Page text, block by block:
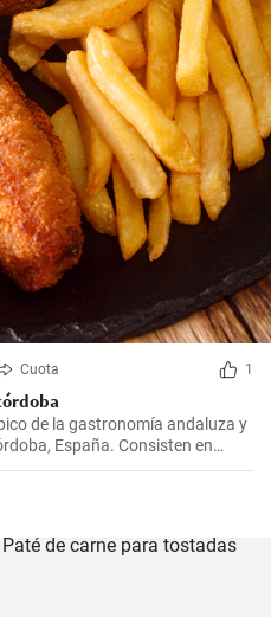
Cuota 1
de la gastronomía andaluza y
España. Consisten en
cerdo empanados y fritos. Son
generalmente se sirven
con papas fritas y